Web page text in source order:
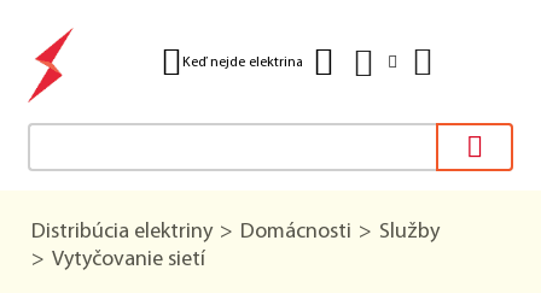
Keď nejde elektrina
Distribúcia elektriny Domácnosti
Služby
Vytyčovanie sietí